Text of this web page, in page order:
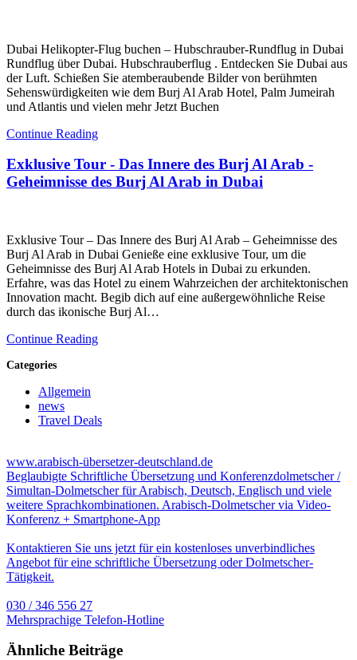
Dubai Helikopter-Flug buchen – Hubschrauber-Rundflug in Dubai
Rundflug über Dubai. Hubschrauberflug . Entdecken Sie Dubai aus
der Luft. Schießen Sie atemberaubende Bilder von berühmten
Sehenswürdigkeiten wie dem Burj Al Arab Hotel, Palm Jumeirah
und Atlantis und vielen mehr Jetzt Buchen
Continue Reading
Exklusive Tour - Das Innere des Burj Al Arab -
Geheimnisse des Burj Al Arab in Dubai
Exklusive Tour – Das Innere des Burj Al Arab – Geheimnisse des
Burj Al Arab in Dubai Genieße eine exklusive Tour, um die
Geheimnisse des Burj Al Arab Hotels in Dubai zu erkunden.
Erfahre, was das Hotel zu einem Wahrzeichen der architektonischen
Innovation macht. Begib dich auf eine außergewöhnliche Reise
durch das ikonische Burj Al…
Continue Reading
Categories
Allgemein
news
Travel Deals
www.arabisch-übersetzer-deutschland.de
Beglaubigte Schriftliche Übersetzung und Konferenzdolmetscher /
Simultan-Dolmetscher für Arabisch, Deutsch, Englisch und viele
weitere Sprachkombinationen. Arabisch-Dolmetscher via Video-
Konferenz + Smartphone-App
Kontaktieren Sie uns jetzt für ein kostenloses unverbindliches
Angebot für eine schriftliche Übersetzung oder Dolmetscher-
Tätigkeit.
030 / 346 556 27
Mehrsprachige Telefon-Hotline
Ähnliche Beiträge